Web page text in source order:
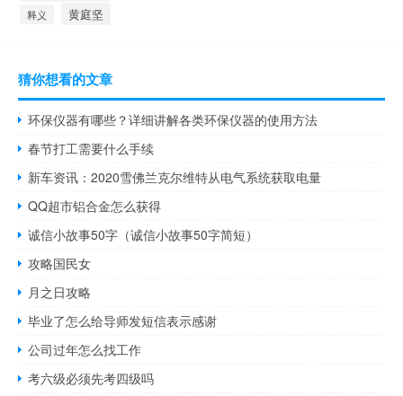
释义 黄庭坚
猜你想看的文章
环保仪器有哪些？详细讲解各类环保仪器的使用方法
春节打工需要什么手续
新车资讯：2020雪佛兰克尔维特从电气系统获取电量
QQ超市铝合金怎么获得
诚信小故事50字（诚信小故事50字简短）
攻略国民女
月之日攻略
毕业了怎么给导师发短信表示感谢
公司过年怎么找工作
考六级必须先考四级吗